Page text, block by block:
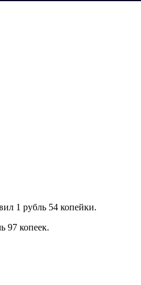
1 рубль 54 копейки.
97 копеек.